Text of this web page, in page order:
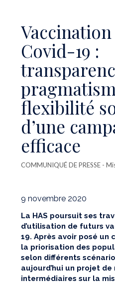
Covid-19 :
flexibilité
d’une
efficace
COMMUNIQUÉ DE PRESSE -
9 novembre 2020
La HAS poursuit ses
d’utilisation de futurs
19. Après avoir posé un
la priorisation des
selon différents
aujourd’hui un projet
intermédiaires sur la